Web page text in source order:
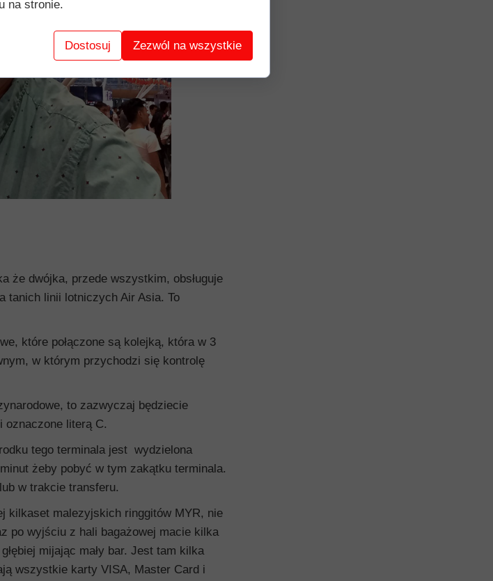
że dwójka, przede wszystkim, obsługuje
tanich linii lotniczych Air Asia. To
które połączone są kolejką, która w 3
w którym przychodzi się kontrolę
to zazwyczaj będziecie
literą C.
tego terminala jest wydzielona
żeby pobyć w tym zakątku terminala.
w trakcie transferu.
kilkaset malezyjskich ringgitów MYR, nie
po wyjściu z hali bagażowej macie kilka
mijając mały bar. Jest tam kilka
wszystkie karty VISA, Master Card i
na stronie.
Dostosuj Zezwól na wszystkie